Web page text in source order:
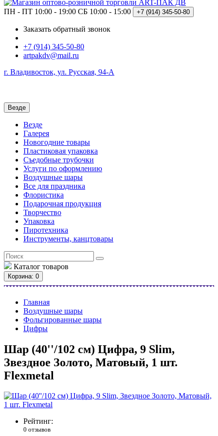
ПН - ПТ 10:00 - 19:00 СБ 10:00 - 15:00 +7 (914) 345-50-80
Заказать обратный звонок
+7 (914) 345-50-80
artpakdv@mail.ru
г. Владивосток, ул. Русская, 94-А
Везде
Везде
Галерея
Новогодние товары
Пластиковая упаковка
Съедобные трубочки
Услуги по оформлению
Воздушные шары
Все для праздника
Флористика
Подарочная продукция
Творчество
Упаковка
Пиротехника
Инструменты, канцтовары
Каталог товаров
Корзина: 0
Главная
Воздушные шары
Фольгированные шары
Цифры
Шар (40''/102 см) Цифра, 9 Slim,
Звездное Золото, Матовый, 1 шт.
Flexmetal
Рейтинг:
0 отзывов